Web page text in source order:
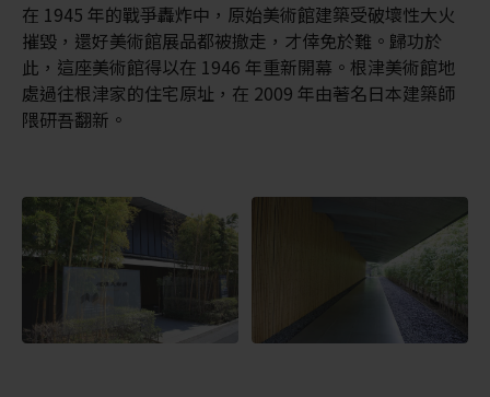
在 1945 年的戰爭轟炸中，原始美術館建築受破壞性大火
摧毀，還好美術館展品都被撤走，才倖免於難。歸功於
此，這座美術館得以在 1946 年重新開幕。根津美術館地
處過往根津家的住宅原址，在 2009 年由著名日本建築師
隈研吾翻新。